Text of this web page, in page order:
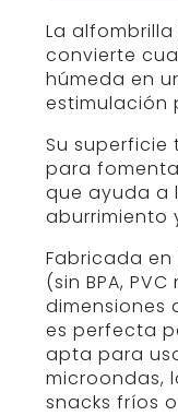
La alfombrilla
convierte
húmeda en
estimulación
Su
para
que ayuda a
aburrimiento
Fabricada en
(sin BPA,
dimensiones
es perfecta
apta para
microondas,
snacks fríos